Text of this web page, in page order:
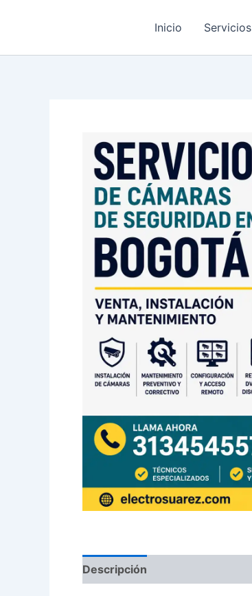
Inicio Servicios
Descripción